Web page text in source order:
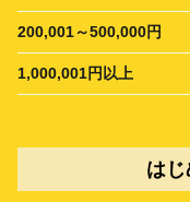
200,001～500,000円
1,000,001円以上
は